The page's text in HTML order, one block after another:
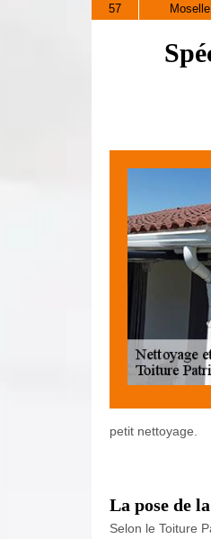
57
Moselle
petit nettoyage.
La pose de
Selon le Toiture